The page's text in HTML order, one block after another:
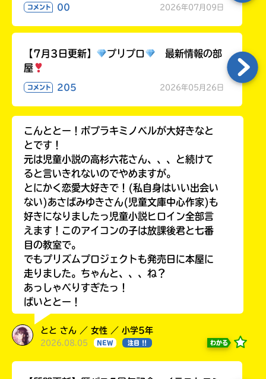
コメント 00 2026年07月09日
【7月3日更新】 プリプロ
最新情報の部
屋
コメント 205 2026年05月26日
こんととー！ポプラキミノベルが大好きなと
とです！
元は児童小説の高杉六花さん、、、と続けて
ると言いきれないのでやめますが。
とにかく恋愛大好きで！(私自身はいい出会い
ない)あさばみゆきさん(児童文庫中心作家)も
好きになりましたっ児童小説ヒロイン全部言
えます！このアイコンの子は放課後君と七番
目の教室で。
でもプリズムプロジェクトも発売日に本屋に
走りました。ちゃんと、、、ね？
あっしゃべりすぎたっ！
ばいととー！
とと さん ／ 女性 ／ 小学5年
2026.08.05 NEW 注目 !! わかる